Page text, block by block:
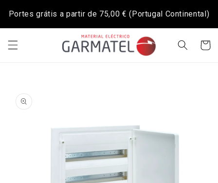
Portes grátis a partir de 75,00 € (Portugal Continental)
para o
conteúdo
informação
do produto